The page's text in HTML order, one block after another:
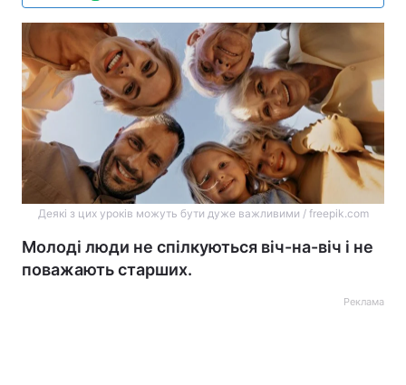
Деякі з цих уроків можуть бути дуже важливими / freepik.com
Молоді люди не спілкуються віч-на-віч і не
поважають старших.
Реклама